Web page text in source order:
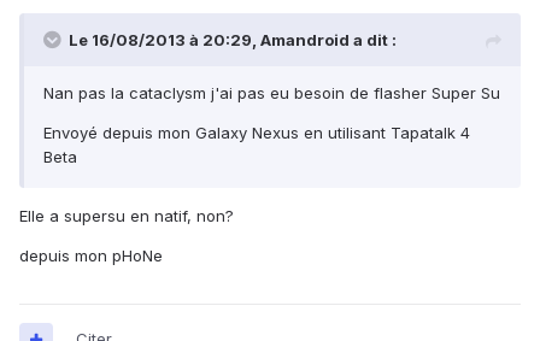
Le 16/08/2013 à 20:29, Amandroid a dit :
Nan pas la cataclysm j'ai pas eu besoin de flasher Super Su
Envoyé depuis mon Galaxy Nexus en utilisant Tapatalk 4
Beta
Elle a supersu en natif, non?
depuis mon pHoNe